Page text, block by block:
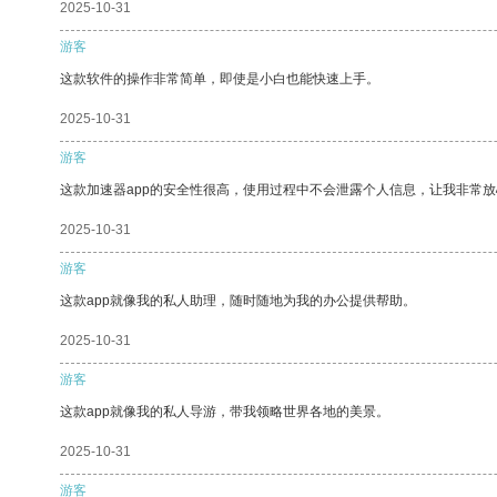
2025-10-31
游客
这款软件的操作非常简单，即使是小白也能快速上手。
2025-10-31
游客
这款加速器app的安全性很高，使用过程中不会泄露个人信息，让我非常
2025-10-31
游客
这款app就像我的私人助理，随时随地为我的办公提供帮助。
2025-10-31
游客
这款app就像我的私人导游，带我领略世界各地的美景。
2025-10-31
游客